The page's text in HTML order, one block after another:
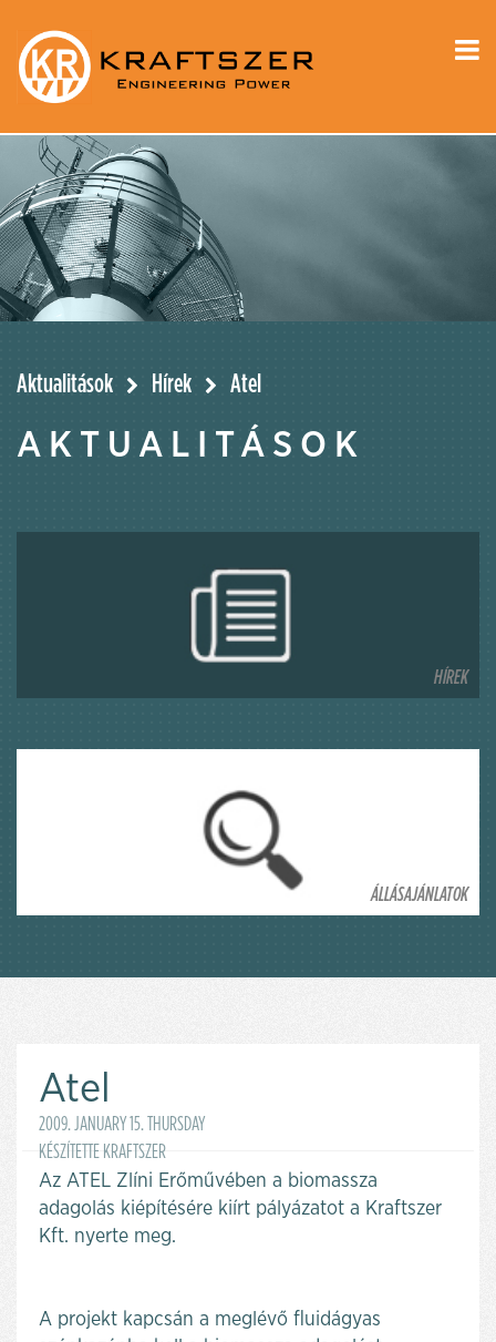
Aktualitások Hírek Atel
AKTUALITÁSOK
HÍREK
ÁLLÁSAJÁNLATOK
Atel
2009. JANUARY 15. THURSDAY
KÉSZÍTETTE KRAFTSZER
Az ATEL Zlíni Erőművében a biomassza
adagolás kiépítésére kiírt pályázatot a Kraftszer
Kft. nyerte meg.
A projekt kapcsán a meglévő fluidágyas